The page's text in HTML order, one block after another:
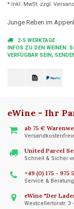
* Inkl. MwSt. zzgl.
Junge Reben im
2-5 WERKTAGE
INFOS ZU DEN WEINEN:
VERFÜGBAR SEIN,
eWine - Ihr
ab 75 €
United Parcel
Schnell & Sicher
+49 (0) 175 - 975
Service & Beratung
eWine "Der
Westcellertorstr. 3